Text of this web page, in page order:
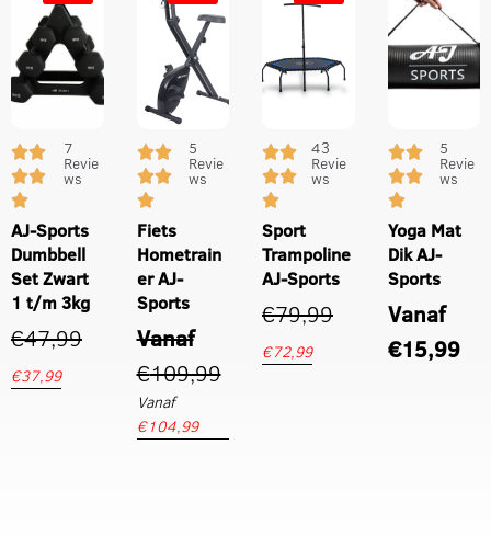
7
Revie
ws
AJ-Sports
Dumbbell
Set Zwart
1 t/m 3kg
€47,99
€37,99
5
Revie
ws
Fiets
Hometrain
er AJ-
Sports
Vanaf
€109,99
Vanaf
€104,99
43
Revie
ws
Sport
Trampoline
AJ-Sports
€79,99
€72,99
5
Revie
ws
Yoga Mat
Dik AJ-
Sports
Vanaf
€15,99